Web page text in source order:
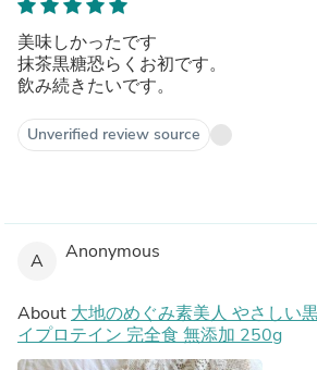
美味しかったです
抹茶黒糖恐らくお初です。
飲み続きたいです。
Unverified review source
A Anonymous
About 大地のめぐみ素美人 やさしい
イプロテイン 完全食 無添加 250g